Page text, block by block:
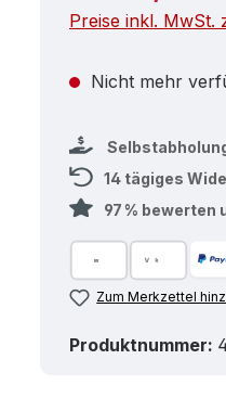
Preise inkl. MwSt.
Nicht mehr
14 tägiges
97 % bewerten
Zum Merkzettel
Produktnummer: